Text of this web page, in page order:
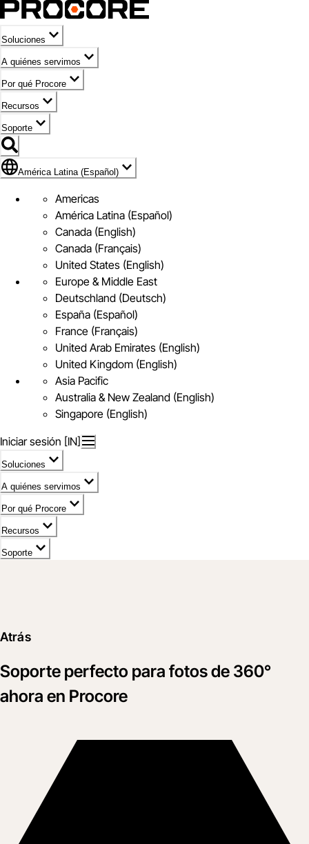
Soluciones
A quiénes servimos
Por qué Procore
Recursos
Soporte
Bandera de América Latina (Español)
América Latina (Español)
Americas
América Latina (Español)
Canada (English)
Canada (Français)
United States (English)
Europe & Middle East
Deutschland (Deutsch)
España (Español)
France (Français)
United Arab Emirates (English)
United Kingdom (English)
Asia Pacific
Australia & New Zealand (English)
Singapore (English)
Iniciar sesión [IN]
Soluciones
A quiénes servimos
Por qué Procore
Recursos
Soporte
Atrás
Soporte perfecto para fotos de 360°
ahora en Procore